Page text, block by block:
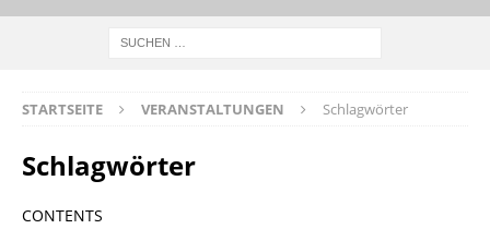
STARTSEITE VERANSTALTUNGEN Schlagwörter
Schlagwörter
CONTENTS